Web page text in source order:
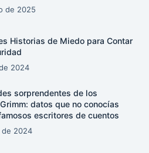
de 2025
Historias de Miedo para Contar
2024
sorprendentes de los
datos que no conocías
escritores de cuentos
de 2024